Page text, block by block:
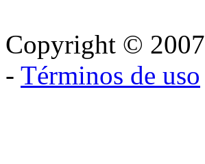
Copyright © 2007
- Términos de uso